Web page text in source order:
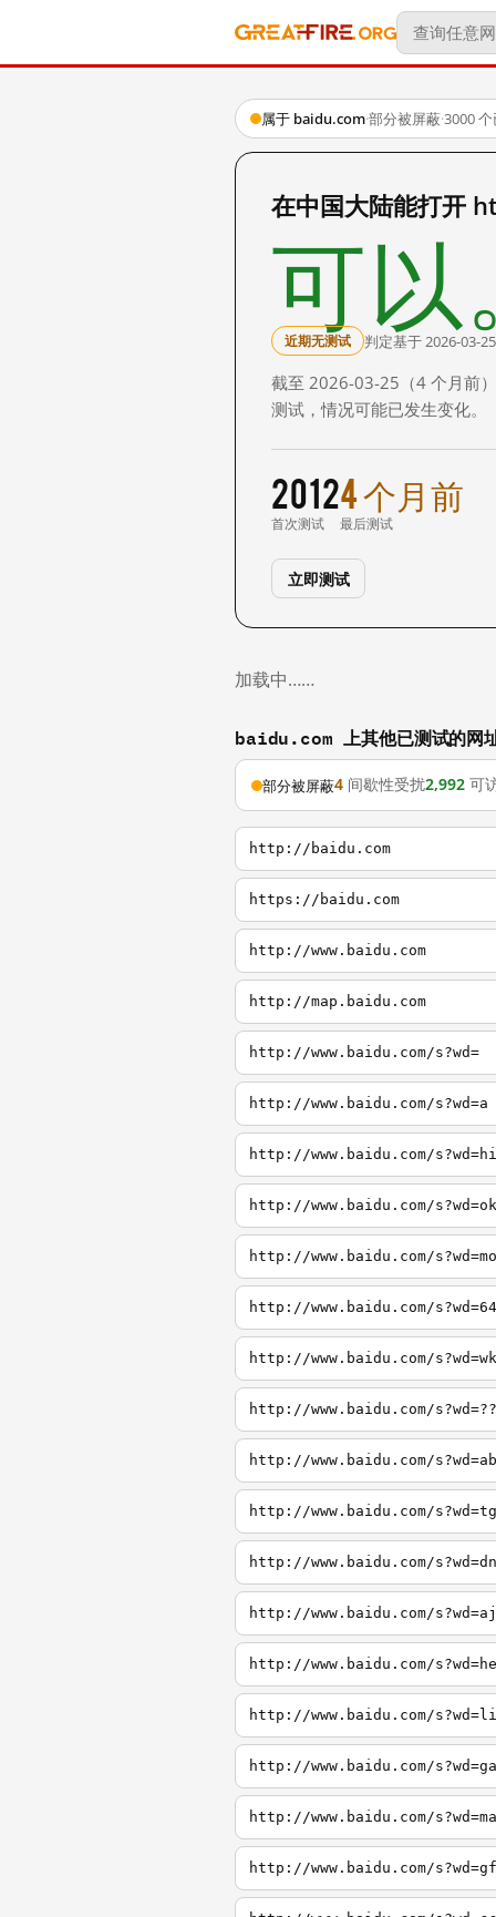
属于 baidu.com·部分被屏蔽·3000
在中国大陆能打开
可以
近期无测试 判定基于 2026-03-
截至 2026-03-25（4 个月前
测试，情况可能已发生变化。
2012
首次测试
4 个月前
最后测试
立即测试
加载中……
baidu.com 上其他已测试的网
部分被屏蔽4 间歇性受扰2,992 可
http://baidu.com
https://baidu.com
http://www.baidu.com
http://map.baidu.com
http://www.baidu.com/s?wd=
http://www.baidu.com/s?wd=a
http://www.baidu.com/s?wd=hi
http://www.baidu.com/s?wd=ok
http://www.baidu.com/s?wd=mo
http://www.baidu.com/s?wd=64
http://www.baidu.com/s?wd=wk
http://www.baidu.com/s?wd=??
http://www.baidu.com/s?wd=ab
http://www.baidu.com/s?wd=tg
http://www.baidu.com/s?wd=dn
http://www.baidu.com/s?wd=aj
http://www.baidu.com/
http://www.baidu.com/
http://www.baidu.com/
http://www.baidu.com/
http://www.baidu.com/